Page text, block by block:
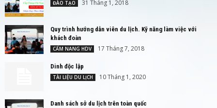
ĐÀO TẠO 31 Tháng 1, 2018
Quy trình hướng dẫn viên du lịch. Kỹ năng làm việc với
khách đoàn
CẨM NANG HDV 17 Tháng 7, 2018
Dinh độc lập
TÀI LIỆU DU LỊCH 10 Tháng 1, 2020
Danh sách sở du lịch trên toàn quốc